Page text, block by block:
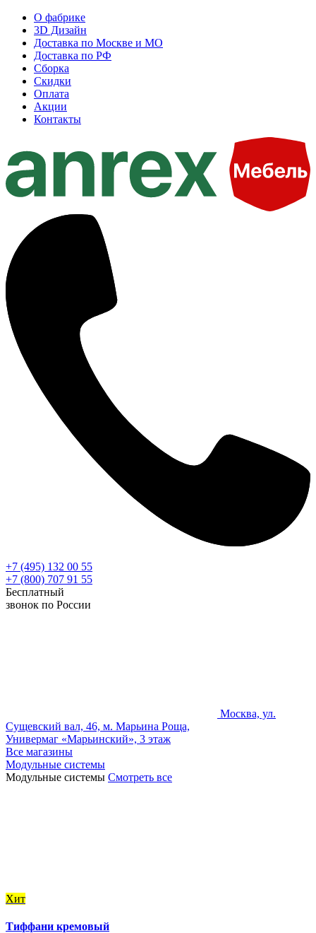
О фабрике
3D Дизайн
Доставка по Москве и МО
Доставка по РФ
Сборка
Скидки
Оплата
Акции
Контакты
+7 (495) 132 00 55
+7 (800) 707 91 55
Бесплатный
звонок по России
Москва, ул.
Сущевский вал, 46, м. Марьина Роща,
Универмаг «Марьинский», 3 этаж
Все магазины
Модульные системы
Модульные системы Смотреть все
Хит
Тиффани кремовый